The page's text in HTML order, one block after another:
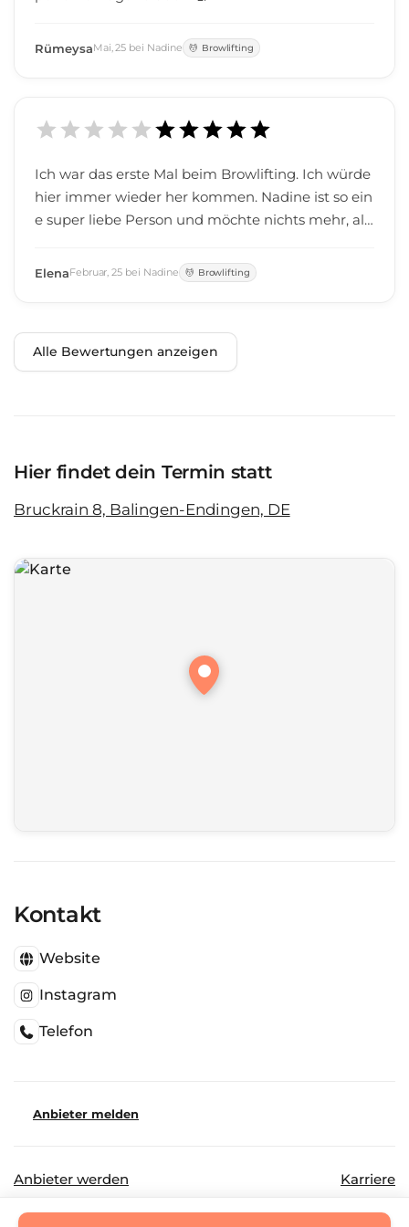
RümeysaMai,25 bei Nadine Browlifting
Ich war das erste Mal beim Browlifting. Ich würde
hier immer wieder her kommen. Nadine ist so ein
e super liebe Person und möchte nichts mehr, als
bei ihr sehr wohl gefühlt!
ElenaFebruar,25 bei Nadine Browlifting
Alle Bewertungen anzeigen
Hier findet dein Termin statt
Bruckrain 8, Balingen-Endingen, DE
Kontakt
Website
Instagram
Telefon
Anbieter melden
Anbieter werden Karriere
©